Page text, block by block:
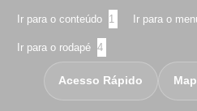
Ir para o conteúdo 1 Ir para o
Ir para o rodapé 4
Acesso Rápido